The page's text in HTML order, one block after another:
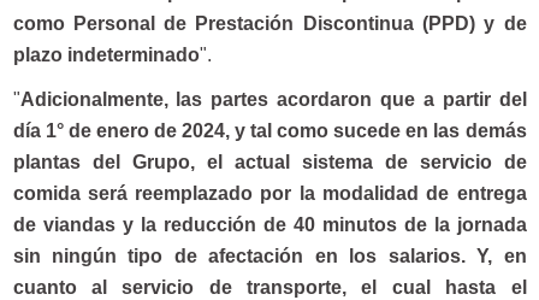
como Personal de Prestación Discontinua (PPD) y de
plazo indeterminado".
"Adicionalmente, las partes acordaron que a partir del
día 1° de enero de 2024, y tal como sucede en las demás
plantas del Grupo, el actual sistema de servicio de
comida será reemplazado por la modalidad de entrega
de viandas y la reducción de 40 minutos de la jornada
sin ningún tipo de afectación en los salarios. Y, en
cuanto al servicio de transporte, el cual hasta el